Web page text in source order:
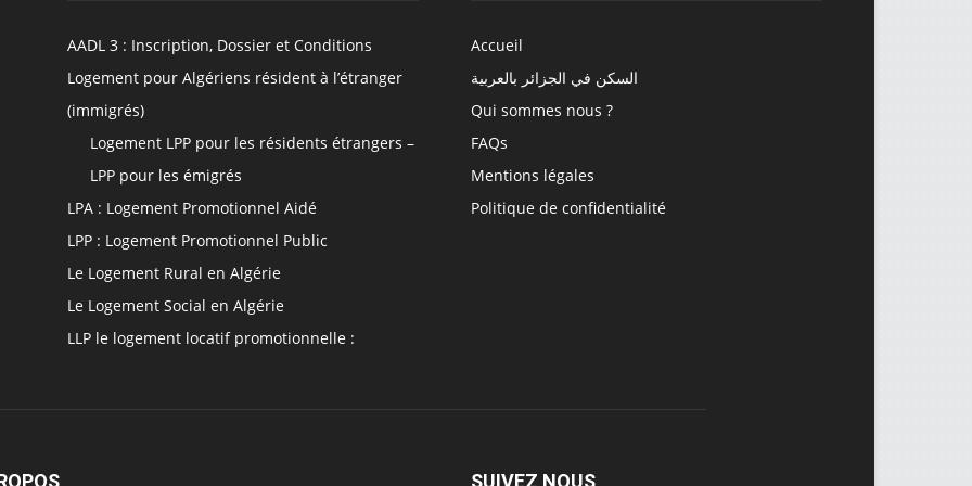
AADL 3 : Inscription, Dossier et Conditions
Logement pour Algériens résident à l’étranger
(immigrés)
Logement LPP pour les résidents étrangers –
LPP pour les émigrés
LPA : Logement Promotionnel Aidé
LPP : Logement Promotionnel Public
Le Logement Rural en Algérie
Le Logement Social en Algérie
LLP le logement locatif promotionnelle :
Accueil
السكن في الجزائر بالعربية
Qui sommes nous ?
FAQs
Mentions légales
Politique de confidentialité
SUIVEZ NOUS